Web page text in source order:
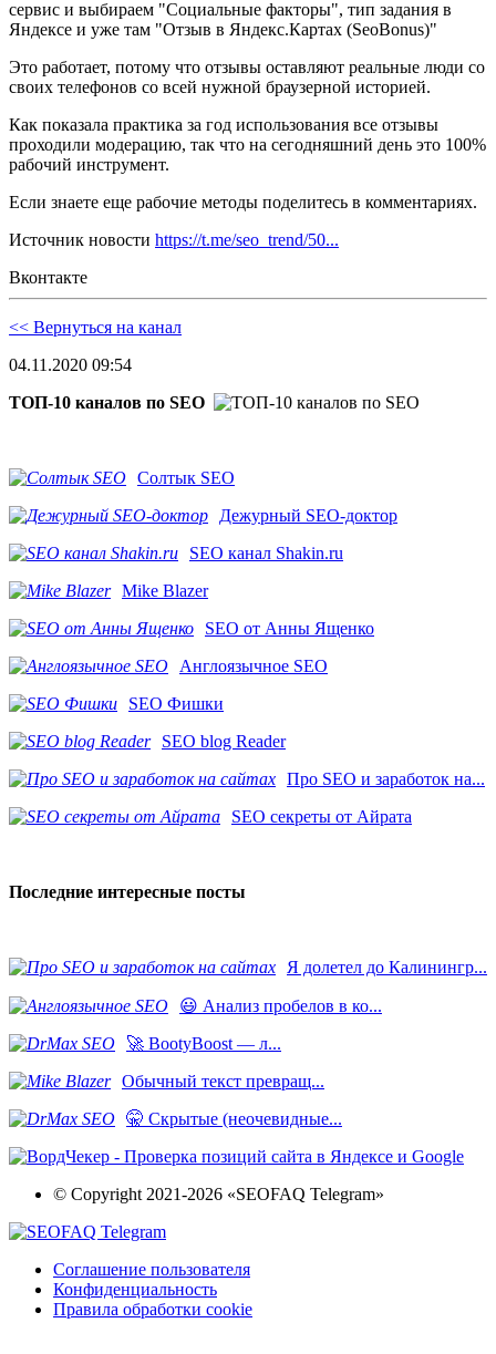
сервис и выбираем "Социальные факторы", тип задания в
Яндексе и уже там "Отзыв в Яндекс.Картах (SeoBonus)"
Это работает, потому что отзывы оставляют реальные люди со
своих телефонов со всей нужной браузерной историей.
Как показала практика за год использования все отзывы
проходили модерацию, так что на сегодняшний день это 100%
рабочий инструмент.
Если знаете еще рабочие методы поделитесь в комментариях.
Источник новости https://t.me/seo_trend/50...
Вконтакте
<< Вернуться на канал
04.11.2020 09:54
ТОП-10 каналов по SEO
Солтык SEO
Дежурный SEO-доктор
SEO канал Shakin.ru
Mike Blazer
SEO от Анны Ященко
Англоязычное SEO
SEO Фишки
SEO blog Reader
Про SEO и заработок на...
SEO секреты от Айрата
Последние интересные посты
Я долетел до Калинингр...
😃 Анализ пробелов в ко...
🚀 BootyBoost — л...
​Обычный текст превращ...
🤫 Скрытые (неочевидные...
© Copyright 2021-2026 «SEOFAQ Telegram»
Соглашение пользователя
Конфиденциальность
Правила обработки cookie